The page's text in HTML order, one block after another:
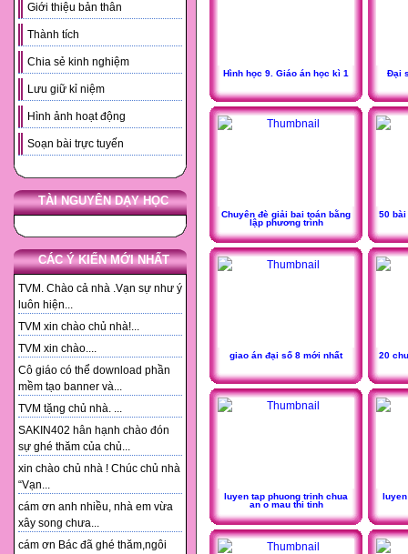
Giới thiệu bản thân
Thành tích
Chia sẻ kinh nghiệm
Lưu giữ kỉ niệm
Hình ảnh hoạt động
Soạn bài trực tuyến
TÀI NGUYÊN DẠY HỌC
CÁC Ý KIẾN MỚI NHẤT
TVM. Chào cả nhà .Vạn sự như ý
luôn hiện...
TVM xin chào chủ nhà!...
TVM xin chào....
Cô giáo có thể download phần
mềm tạo banner và...
TVM tặng chủ nhà. ...
SAKIN402 hân hạnh chào đón
sự ghé thăm của chủ...
xin chào chủ nhà ! Chúc chủ nhà
“Vạn...
cám ơn anh nhiều, nhà em vừa
xây song chưa...
cám ơn Bác đã ghé thăm,ngôi
Hình học 9. Giáo án học kì 1 Đại
Chuyên đè giải bai toán bằng
lập phương trình
50 bài
giao án đại số 8 mới nhất 20
luyen tap phuong trinh chua
an o mau thi tinh